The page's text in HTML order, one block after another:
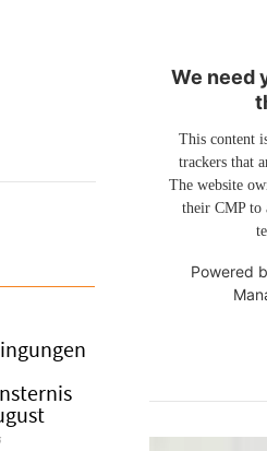
We need
This content
trackers that
The website
their CMP to
Powered